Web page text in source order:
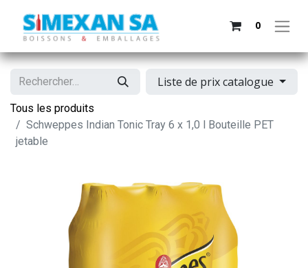
0
Liste de prix catalogue
Tous les produits
Schweppes Indian Tonic Tray 6 x 1,0 l Bouteille PET
jetable